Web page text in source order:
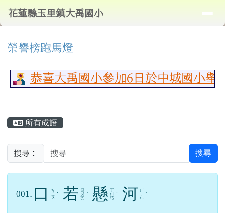
花蓮縣玉里鎮大禹國小
導覽列
花蓮縣玉里鎮大禹國小
上中區域內容
榮譽榜跑馬燈
恭喜大禹國小參加6日於中城國小舉行
所有成語
搜尋： 搜尋
001. 口
ㄎ
ㄡ ˇ 若 ㄖ
ㄨ
ㄛ
ˋ 懸 ㄒ
ㄩ
ㄢ
ˊ 河 ㄏ
ㄜ ˊ